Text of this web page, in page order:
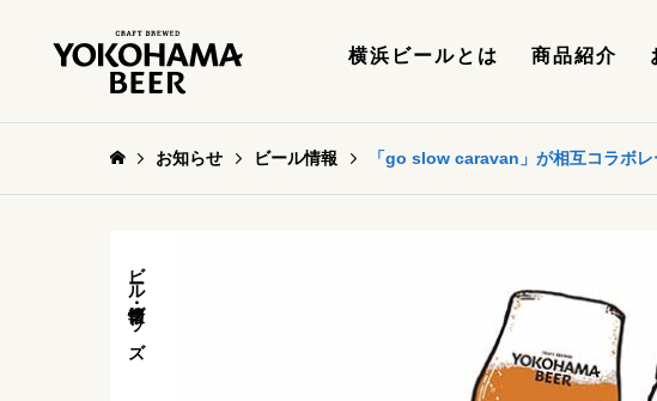
横浜ビールとは 商品紹介
お知らせ ビール情報 「go slow caravan」が相互コラボ
ビール情報
グッズ